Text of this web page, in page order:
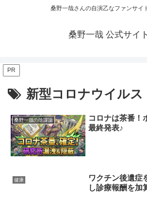
桑野一哉さんの自演乙なファンサイ
桑野一哉 公式サイト
PR
新型コロナウイルス
桑野一哉の陰謀論
コロナは茶番！
最終発表♪
健康
ワクチン後遺症
し診療報酬を加